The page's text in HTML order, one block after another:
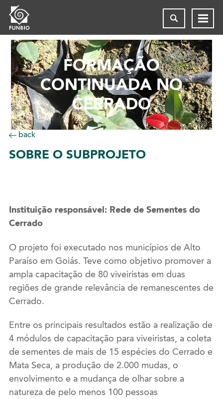
FORMAÇÃO
CONTINUADA NO
CERRADO
back
SOBRE O SUBPROJETO
Instituição responsável: Rede de Sementes do
Cerrado
O projeto foi executado nos municípios de Alto
Paraíso em Goiás. Teve como objetivo promover a
ampla capacitação de 80 viveiristas em duas
regiões de grande relevância de remanescentes de
Cerrado.
Entre os principais resultados estão a realização de
4 módulos de capacitação para viveiristas, a coleta
de sementes de mais de 15 espécies do Cerrado e
Mata Seca, a produção de 2.000 mudas, o
envolvimento e a mudança de olhar sobre a
natureza de pelo menos 100 pessoas